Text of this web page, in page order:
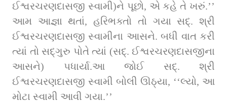
ઈશ્વરચરણદાસજી સ્વામી)ને પૂછો, એ કહે તે ખરું.’’
આમ આજ્ઞા થતાં, હરિભક્તો તો ગયા સદ્. શ્રી
ઈશ્વરચરણદાસજી સ્વામીના આસને. બધી વાત કરી
ત્યાં તો સદ્‌ગુરુ પોતે ત્યાં (સદ્‌. ઈશ્વરચરણદાસજીના
આસને) પધાર્યા.આ જોઈ સદ્‌. શ્રી
ઈશ્વરચરણદાસજી સ્વામી બોલી ઊઠ્યા, ‘‘લ્યો, આ
મોટા સ્વામી આવી ગયા.’’